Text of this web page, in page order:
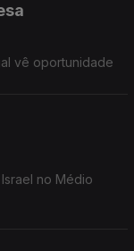
vê oportunidade
no Médio